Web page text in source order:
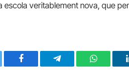
veritablement nova, que
Facebook Telegram